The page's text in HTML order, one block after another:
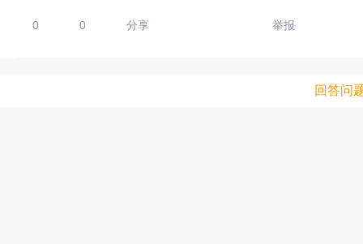
0 0 分享 举报
回答问